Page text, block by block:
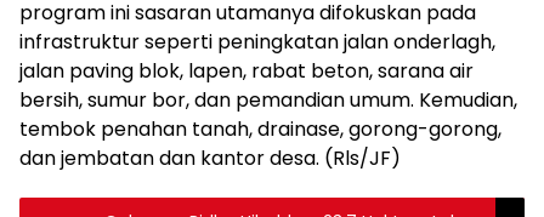
program ini sasaran utamanya difokuskan pada
infrastruktur seperti peningkatan jalan onderlagh,
jalan paving blok, lapen, rabat beton, sarana air
bersih, sumur bor, dan pemandian umum. Kemudian,
tembok penahan tanah, drainase, gorong-gorong,
dan jembatan dan kantor desa. (Rls/JF)